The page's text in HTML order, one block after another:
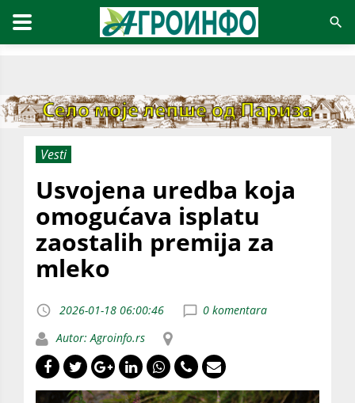
Vesti
Usvojena uredba koja
omogućava isplatu
zaostalih premija za
mleko
2026-01-18 06:00:46
0 komentara
Autor: Agroinfo.rs